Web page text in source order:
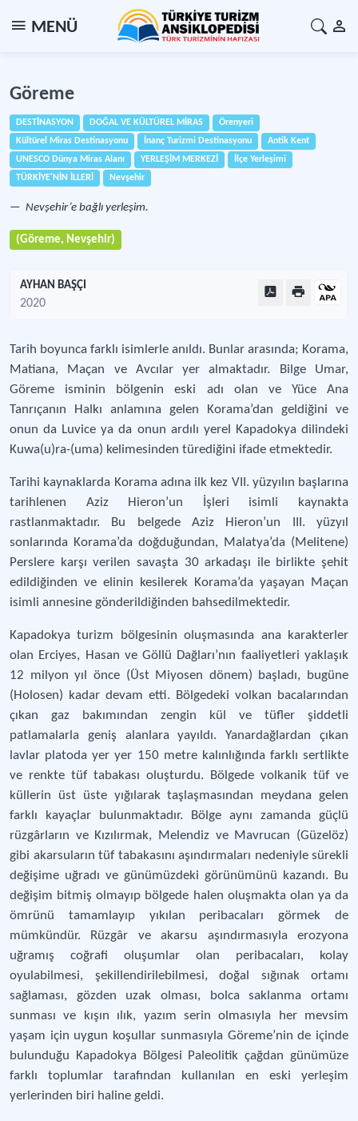
MENÜ
Göreme
DESTİNASYON DOĞAL VE KÜLTÜREL MİRAS
Örenyeri
Kültürel Miras Destinasyonu
İnanç Turizmi Destinasyonu
Antik Kent
UNESCO Dünya Miras Alanı
YERLEŞİM MERKEZİ
İlçe Yerleşimi
TÜRKİYE'NİN İLLERİ
Nevşehir
Nevşehir’e bağlı yerleşim.
(Göreme, Nevşehir)
AYHAN BAŞÇI
2020
Tarih boyunca farklı isimlerle anıldı. Bunlar arasında; Korama,
Matiana, Maçan ve Avcılar yer almaktadır. Bilge Umar,
Göreme isminin bölgenin eski adı olan ve Yüce Ana
Tanrıçanın Halkı anlamına gelen Korama’dan geldiğini ve
onun da Luvice ya da onun ardılı yerel Kapadokya dilindeki
Kuwa(u)ra-(uma) kelimesinden türediğini ifade etmektedir.
Tarihi kaynaklarda Korama adına ilk kez VII. yüzyılın başlarına
tarihlenen Aziz Hieron’un İşleri isimli kaynakta
rastlanmaktadır. Bu belgede Aziz Hieron’un III. yüzyıl
sonlarında Korama’da doğduğundan, Malatya’da (Melitene)
Perslere karşı verilen savaşta 30 arkadaşı ile birlikte şehit
edildiğinden ve elinin kesilerek Korama’da yaşayan Maçan
isimli annesine gönderildiğinden bahsedilmektedir.
Kapadokya turizm bölgesinin oluşmasında ana karakterler
olan Erciyes, Hasan ve Göllü Dağları’nın faaliyetleri yaklaşık
12 milyon yıl önce (Üst Miyosen dönem) başladı, bugüne
(Holosen) kadar devam etti. Bölgedeki volkan bacalarından
çıkan gaz bakımından zengin kül ve tüfler şiddetli
patlamalarla geniş alanlara yayıldı. Yanardağlardan çıkan
lavlar platoda yer yer 150 metre kalınlığında farklı sertlikte
ve renkte tüf tabakası oluşturdu. Bölgede volkanik tüf ve
küllerin üst üste yığılarak taşlaşmasından meydana gelen
farklı kayaçlar bulunmaktadır. Bölge aynı zamanda güçlü
rüzgârların ve Kızılırmak, Melendiz ve Mavrucan (Güzelöz)
gibi akarsuların tüf tabakasını aşındırmaları nedeniyle sürekli
değişime uğradı ve günümüzdeki görünümünü kazandı. Bu
değişim bitmiş olmayıp bölgede halen oluşmakta olan ya da
ömrünü tamamlayıp yıkılan peribacaları görmek de
mümkündür. Rüzgâr ve akarsu aşındırmasıyla erozyona
uğramış coğrafi oluşumlar olan peribacaları, kolay
oyulabilmesi, şekillendirilebilmesi, doğal sığınak ortamı
sağlaması, gözden uzak olması, bolca saklanma ortamı
sunması ve kışın ılık, yazım serin olmasıyla her mevsim
yaşam için uygun koşullar sunmasıyla Göreme’nin de içinde
bulunduğu Kapadokya Bölgesi Paleolitik çağdan günümüze
farklı toplumlar tarafından kullanılan en eski yerleşim
yerlerinden biri haline geldi.